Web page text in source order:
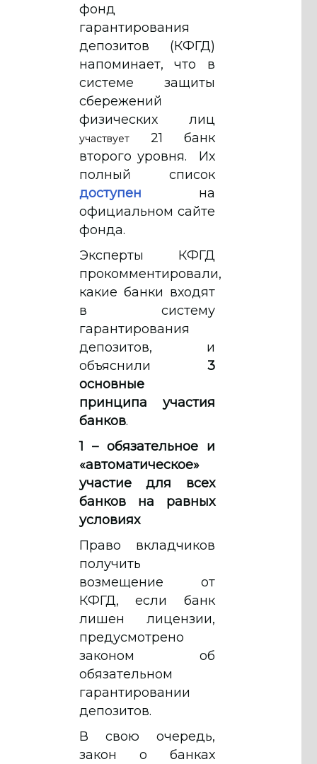
фонд
гарантирования
депозитов (КФГД)
напоминает, что в
системе защиты
сбережений
физических лиц
участвует
21 банк
второго уровня. Их
полный список
доступен на
официальном сайте
фонда.
Эксперты КФГД
прокомментировали,
какие банки входят
в систему
гарантирования
депозитов, и
объяснили 3
основные
принципа участия
банков.
1 – обязательное и
«автоматическое»
участие для всех
банков на равных
условиях
Право вкладчиков
получить
возмещение от
КФГД, если банк
лишен лицензии,
предусмотрено
законом об
обязательном
гарантировании
депозитов.
В свою очередь,
закон о банках